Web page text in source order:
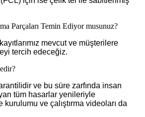
Parçaları Temin Ediyor musunuz?
mevcut ve müşterilere
tercih edeceğiz.
ve bu süre zarfında insan
tüm hasarlar yenileriyle
ve çalıştırma videoları da